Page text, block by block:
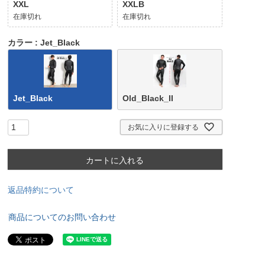
XXL
在庫切れ
XXLB
在庫切れ
カラー Jet_Black
Jet_Black Old_Black_II
お気に入りに登録する
カートに入れる
返品特約について
商品についてのお問い合わせ